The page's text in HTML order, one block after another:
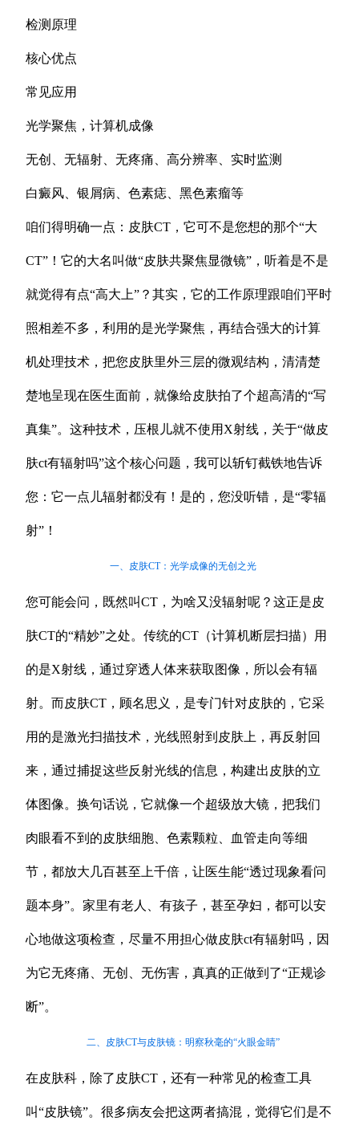
检测原理
核心优点
常见应用
光学聚焦，计算机成像
无创、无辐射、无疼痛、高分辨率、实时监测
白癜风、银屑病、色素痣、黑色素瘤等
咱们得明确一点：皮肤CT，它可不是您想的那个“大
CT”！它的大名叫做“皮肤共聚焦显微镜”，听着是不是
就觉得有点“高大上”？其实，它的工作原理跟咱们平时
照相差不多，利用的是光学聚焦，再结合强大的计算
机处理技术，把您皮肤里外三层的微观结构，清清楚
楚地呈现在医生面前，就像给皮肤拍了个超高清的“写
真集”。这种技术，压根儿就不使用X射线，关于“做皮
肤ct有辐射吗”这个核心问题，我可以斩钉截铁地告诉
您：它一点儿辐射都没有！是的，您没听错，是“零辐
射”！
一、皮肤CT：光学成像的无创之光
您可能会问，既然叫CT，为啥又没辐射呢？这正是皮
肤CT的“精妙”之处。传统的CT（计算机断层扫描）用
的是X射线，通过穿透人体来获取图像，所以会有辐
射。而皮肤CT，顾名思义，是专门针对皮肤的，它采
用的是激光扫描技术，光线照射到皮肤上，再反射回
来，通过捕捉这些反射光线的信息，构建出皮肤的立
体图像。换句话说，它就像一个超级放大镜，把我们
肉眼看不到的皮肤细胞、色素颗粒、血管走向等细
节，都放大几百甚至上千倍，让医生能“透过现象看问
题本身”。家里有老人、有孩子，甚至孕妇，都可以安
心地做这项检查，尽量不用担心做皮肤ct有辐射吗，因
为它无疼痛、无创、无伤害，真真的正做到了“正规诊
断”。
二、皮肤CT与皮肤镜：明察秋毫的“火眼金睛”
在皮肤科，除了皮肤CT，还有一种常见的检查工具
叫“皮肤镜”。很多病友会把这两者搞混，觉得它们是不